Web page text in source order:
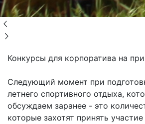
Конкурсы для корпоратива на
Следующий момент при
летнего спортивного отдыха,
обсуждаем заранее - это
которые захотят принять